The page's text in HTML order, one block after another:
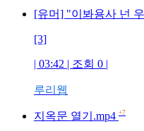
[유머] "이봐용사 넌
[3]
| 03:42 | 조회 0 |
루리웹
지옥문 열기.mp4 +7